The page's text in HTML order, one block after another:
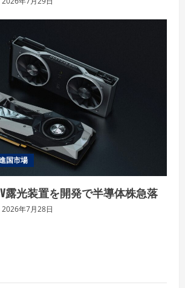
国市場
露光装置を開発で半導体株急落
2026年7月28日